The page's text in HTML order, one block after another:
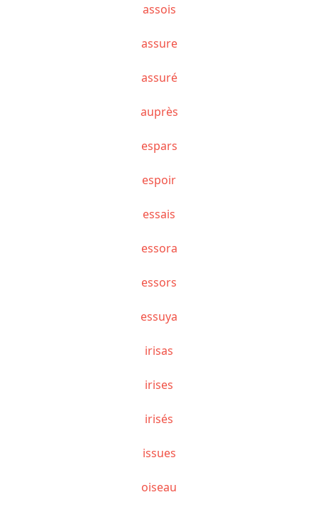
assois
assure
assuré
auprès
espars
espoir
essais
essora
essors
essuya
irisas
irises
irisés
issues
oiseau